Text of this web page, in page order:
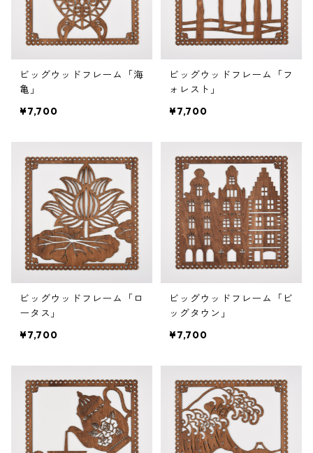
ビッグウッドフレーム「海
亀」
¥7,700
ビッグウッドフレーム「フ
ォレスト」
¥7,700
ビッグウッドフレーム「ロ
ータス」
¥7,700
ビッグウッドフレーム「ビ
ッグタウン」
¥7,700